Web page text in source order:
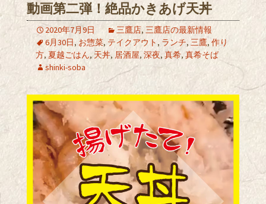
動画第二弾！絶品かきあげ天丼
2020年7月9日 三鷹店, 三鷹店の最新情報
6月30日, お惣菜, テイクアウト , ランチ,三鷹, 作り
方, 夏越ごはん,天丼, 居酒屋, 深夜, 真希, 真希そば
shinki-soba